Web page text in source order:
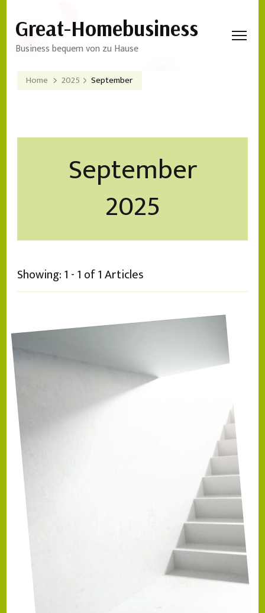
Great-Homebusiness
Business bequem von zu Hause
Home 2025 September
September
2025
Showing: 1 - 1 of 1 Articles